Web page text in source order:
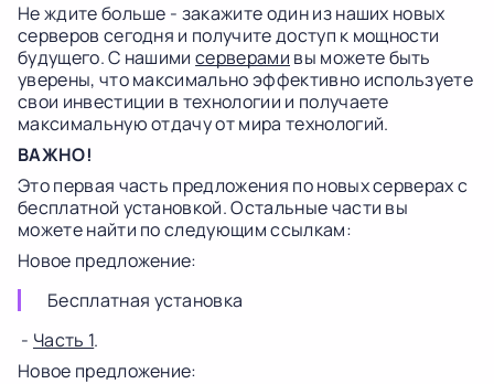
Не ждите больше - закажите один из наших новых
серверов сегодня и получите доступ к мощности
будущего. С нашимисерверами вы можете быть
уверены, что максимально эффективно используете
свои инвестиции в технологии и получаете
максимальную отдачу от мира технологий.
ВАЖНО!
Это первая часть предложения по новых серверах с
беcплатной установкой. Остальные части вы
можете найти по следующим ссылкам:
Новое предложение:
Бесплатная установка
- Часть 1.
Новое предложение: